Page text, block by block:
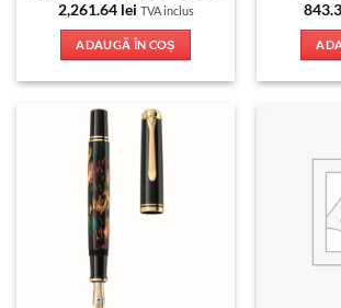
2,261.64 lei TVA inclus
ADAUGĂ ÎN COȘ